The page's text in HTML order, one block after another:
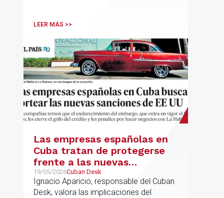
tenemos y ese es el modelo que vamos
LEER MÁS >>
Las empresas españolas en
Cuba tratan de protegerse
frente a las nuevas
sanciones millonarias que
prepara Estados Unidos
19/05/2026Cuban Desk
Ignacio Aparicio, responsable del Cuban
Desk, valora las implicaciones del